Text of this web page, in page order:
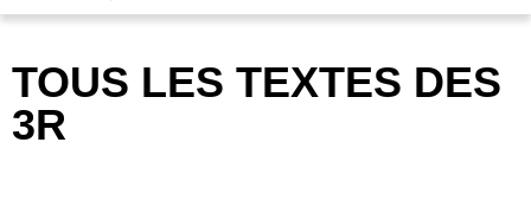
TOUS LES TEXTES DES
3R